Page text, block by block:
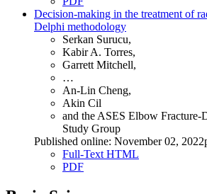
Decision-making in the treatment of
Delphi methodology
Serkan Surucu,
Kabir A. Torres,
Garrett Mitchell,
…
An-Lin Cheng,
Akin Cil
and the ASES Elbow Fracture-
Study Group
Published online: November 02,
Full-Text HTML
PDF